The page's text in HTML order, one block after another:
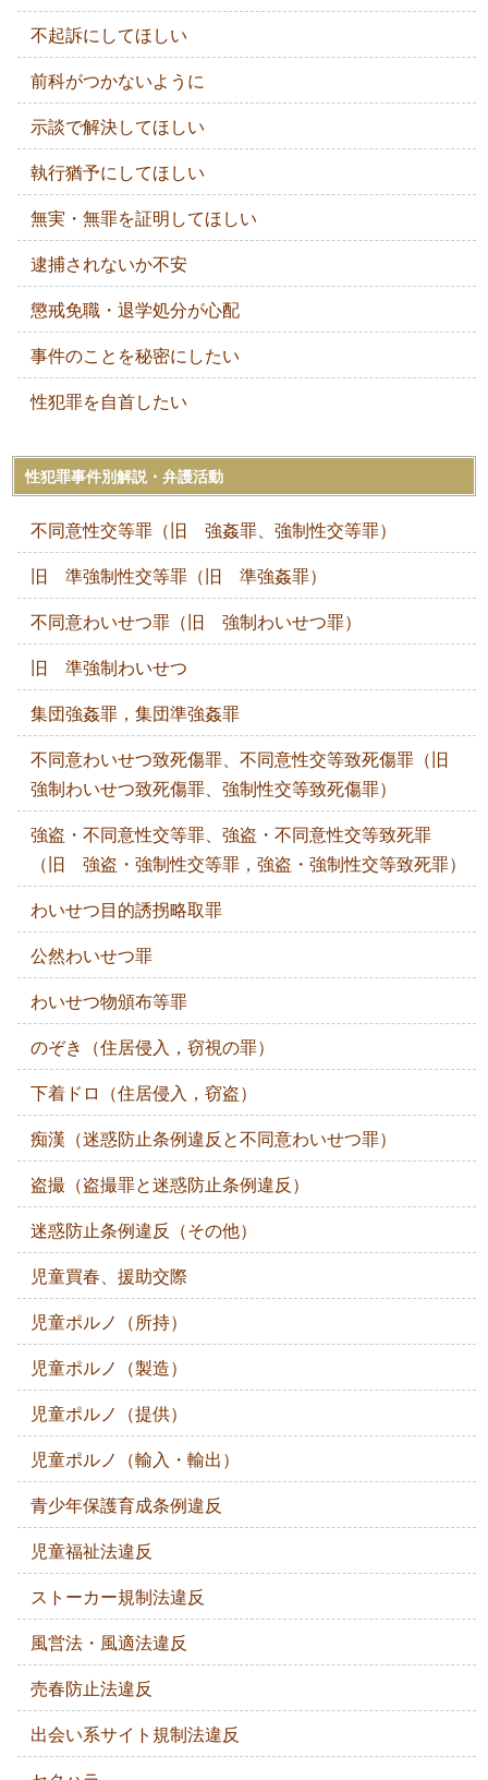
不起訴にしてほしい
前科がつかないように
示談で解決してほしい
執行猶予にしてほしい
無実・無罪を証明してほしい
逮捕されないか不安
懲戒免職・退学処分が心配
事件のことを秘密にしたい
性犯罪を自首したい
性犯罪事件別解説・弁護活動
不同意性交等罪（旧 強姦罪、強制性交等罪）
旧 準強制性交等罪（旧 準強姦罪）
不同意わいせつ罪（旧 強制わいせつ罪）
旧 準強制わいせつ
集団強姦罪，集団準強姦罪
不同意わいせつ致死傷罪、不同意性交等致死傷罪（旧
強制わいせつ致死傷罪、強制性交等致死傷罪）
強盗・不同意性交等罪、強盗・不同意性交等致死罪
（旧 強盗・強制性交等罪，強盗・強制性交等致死罪）
わいせつ目的誘拐略取罪
公然わいせつ罪
わいせつ物頒布等罪
のぞき（住居侵入，窃視の罪）
下着ドロ（住居侵入，窃盗）
痴漢（迷惑防止条例違反と不同意わいせつ罪）
盗撮（盗撮罪と迷惑防止条例違反）
迷惑防止条例違反（その他）
児童買春、援助交際
児童ポルノ（所持）
児童ポルノ（製造）
児童ポルノ（提供）
児童ポルノ（輸入・輸出）
青少年保護育成条例違反
児童福祉法違反
ストーカー規制法違反
風営法・風適法違反
売春防止法違反
出会い系サイト規制法違反